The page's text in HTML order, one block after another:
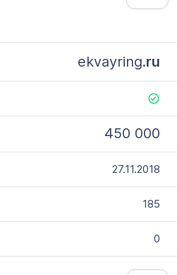
ekvayring.ru
450 000
27.11.2018
185
0